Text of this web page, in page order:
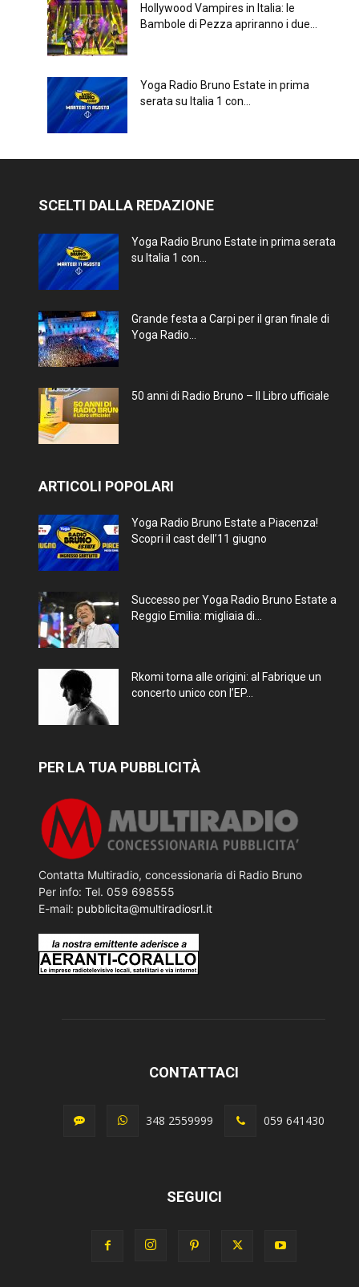
Hollywood Vampires in Italia: le
Bambole di Pezza apriranno i due...
Yoga Radio Bruno Estate in prima
serata su Italia 1 con...
SCELTI DALLA REDAZIONE
Yoga Radio Bruno Estate in prima serata
su Italia 1 con...
Grande festa a Carpi per il gran finale di
Yoga Radio...
50 anni di Radio Bruno – Il Libro ufficiale
ARTICOLI POPOLARI
Yoga Radio Bruno Estate a Piacenza!
Scopri il cast dell’11 giugno
Successo per Yoga Radio Bruno Estate a
Reggio Emilia: migliaia di...
Rkomi torna alle origini: al Fabrique un
concerto unico con l’EP...
PER LA TUA PUBBLICITÀ
Contatta Multiradio, concessionaria di Radio Bruno
Per info: Tel. 059 698555
E-mail: pubblicita@multiradiosrl.it
CONTATTACI
348 2559999 059 641430
SEGUICI